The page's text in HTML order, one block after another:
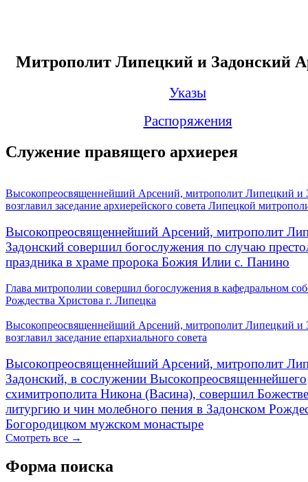
Митрополит Липецкий и Задонский
Указы
Распоряжения
Служение правящего архиерея
Высокопреосвященнейший Арсений, митрополит Липецкий и
возглавил заседание архиерейского совета Липецкой
Высокопреосвященнейший Арсений, митрополит
Задонский совершил богослужения по случаю
праздника в храме пророка Божия Илии с. Панино
Глава митрополии совершил богослужения в кафедральном
Рождества Христова г. Липецка
Высокопреосвященнейший Арсений, митрополит Липецкий и
возглавил заседание епархиального совета
Высокопреосвященнейший Арсений, митрополит
Задонский, в сослужении Высокопреосвященнейшего
схимитрополита Никона (Васина), совершил
литургию и чин молебного пения в Задонском
Богородицком мужском монастыре
Смотреть все →
Форма поиска